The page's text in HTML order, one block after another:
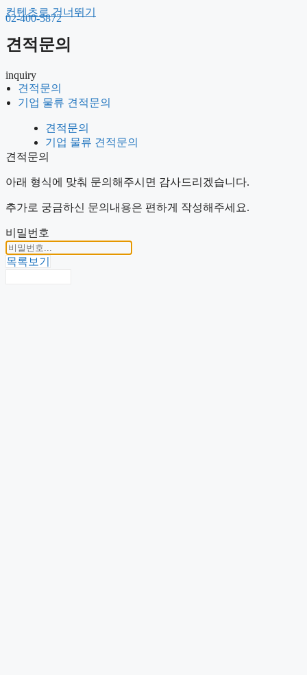
컨텐츠로 건너뛰기
견적문의
기업 물류 견적문의
02-400-5872
견적문의
inquiry
견적문의
기업 물류 견적문의
견적문의
기업 물류 견적문의
견적문의
아래 형식에 맞춰 문의해주시면 감사드리겠습니다.
추가로 궁금하신 문의내용은 편하게 작성해주세요.
비밀번호
목록보기